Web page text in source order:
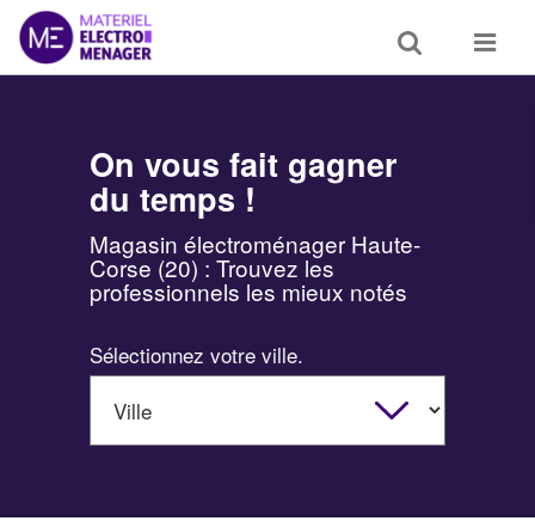
Toggle
search
Toggle
On vous fait gagner
du temps !
Magasin électroménager Haute-
Corse (20) : Trouvez les
professionnels les mieux notés
Sélectionnez votre ville.